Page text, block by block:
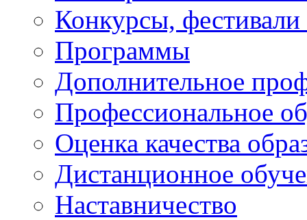
Конкурсы,
Программы
Дополнительное
Профессиональное
Оценка качества
Дистанционное
Наставничество